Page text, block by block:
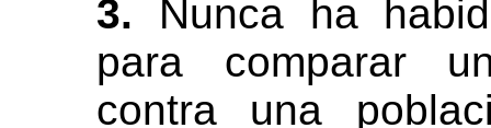
3. Nunca ha
para comparar
contra una